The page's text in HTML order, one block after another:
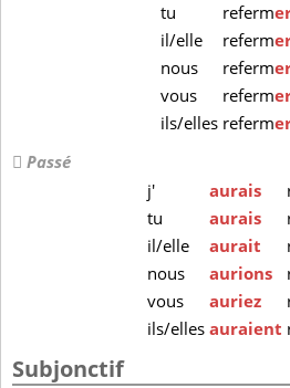
tu
referm
il/elle
referm
nous
referm
vous
referm
ils/elles referm
Passé
j'
aurais
tu
aurais
il/elle
aurait
nous
aurions
vous
auriez
ils/ellesauraient
Subjonctif